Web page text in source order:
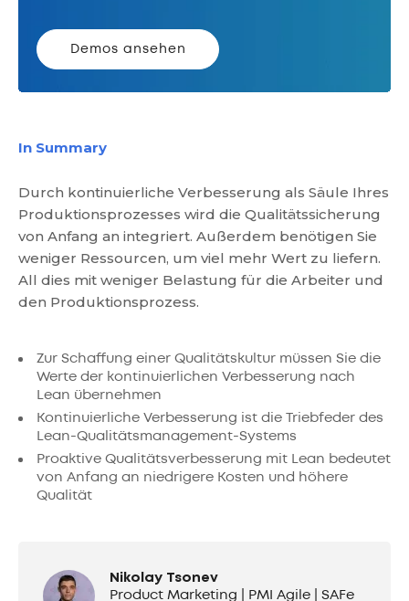
Demos ansehen
In Summary
Durch kontinuierliche Verbesserung als Säule Ihres
Produktionsprozesses wird die Qualitätssicherung
von Anfang an integriert. Außerdem benötigen Sie
weniger Ressourcen, um viel mehr Wert zu liefern.
All dies mit weniger Belastung für die Arbeiter und
den Produktionsprozess.
Zur Schaffung einer Qualitätskultur müssen Sie die
Werte der kontinuierlichen Verbesserung nach
Lean übernehmen
Kontinuierliche Verbesserung ist die Triebfeder des
Lean-Qualitätsmanagement-Systems
Proaktive Qualitätsverbesserung mit Lean bedeutet
von Anfang an niedrigere Kosten und höhere
Qualität
Nikolay Tsonev
Product Marketing | PMI Agile | SAFe